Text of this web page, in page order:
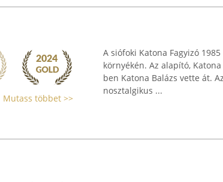
Mutass többet >>
A siófoki Katona Fagyizó
környékén. Az alapító,
ben Katona Balázs vette át.
nosztalgikus ...